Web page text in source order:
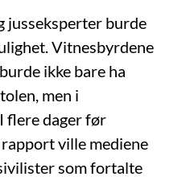
jusseksperter burde
Vitnesbyrdene
ikke bare ha
men i
flere dager før
ville mediene
som fortalte